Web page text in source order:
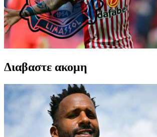
Διαβαστε ακομη